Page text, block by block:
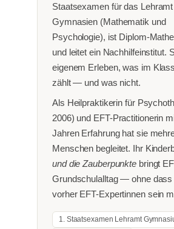
Staatsexamen für das
Gymnasien (Mathematik und
Psychologie), ist Diplom-
und leitet ein Nachhilfeinstitut.
eigenem Erleben, was im
zählt — und was nicht.
Als Heilpraktikerin für
2006) und EFT-Practitionerin
Jahren Erfahrung hat sie
Menschen begleitet. Ihr
und die Zauberpunkte bringt
Grundschulalltag — ohne dass
vorher EFT-Expertinnen sein
1. Staatsexamen Lehramt